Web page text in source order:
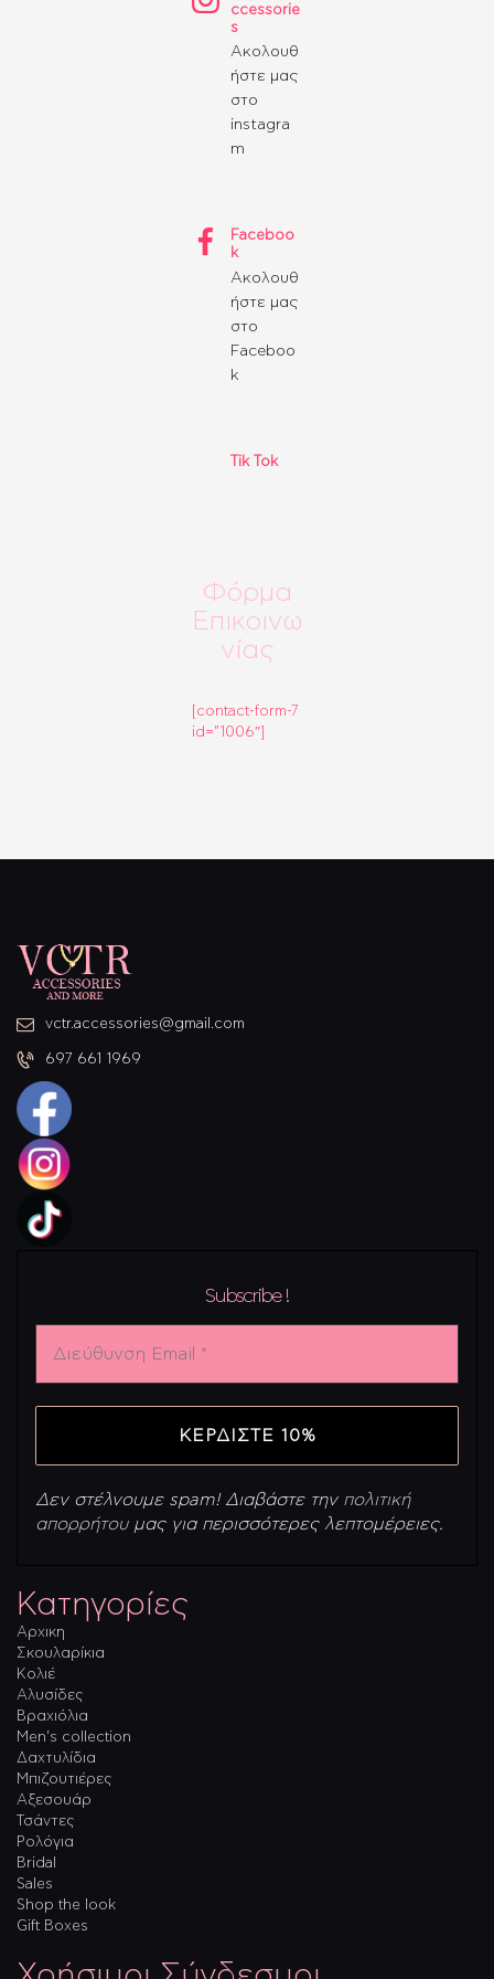
ΤΣΆΝΤΕΣ
ΡΟΛΌΓΙΑ
BRIDAL
SALES
SHOP THE LOOK
GIFT BOXES
ccessorie
s
Ακολουθ
ήστε μας
στο
instagra
m
Faceboo
k
Ακολουθ
ήστε μας
στο
Faceboo
k
Tik Tok
Φόρμα
Επικοινω
νίας
[contact-form-7
id=”1006″]
vctr.accessories@gmail.com
697 661 1969
Subscribe !
Email
Δεν στέλνουμε spam! Διαβάστε την πολιτική
απορρήτουμας για περισσότερες λεπτομέρειες.
Κατηγορίες
Αρχικη
Σκουλαρίκια
Κολιέ
Αλυσίδες
Βραχιόλια
Men’s collection
Δαχτυλίδια
Μπιζουτιέρες
Αξεσουάρ
Τσάντες
Ρολόγια
Bridal
Sales
Shop the look
Gift Boxes